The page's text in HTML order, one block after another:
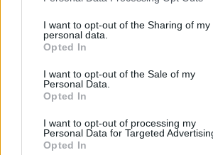
not limited to your visit or usage
grant or deny consent to Google and its
use your data for below specified
consent section.
I want to opt-out of the Sharing of my
personal data.
Opted In
I want to opt-out of the Sale of my
Personal Data.
Opted In
I want to opt-out of processing my
Personal Data for Targeted
Opted In
Β.Σ. Καρούλιας: Τζίρος 98,7
εκατ. ευρώ και αύξηση
κερδών 57% - Τα νέα
Deloitte